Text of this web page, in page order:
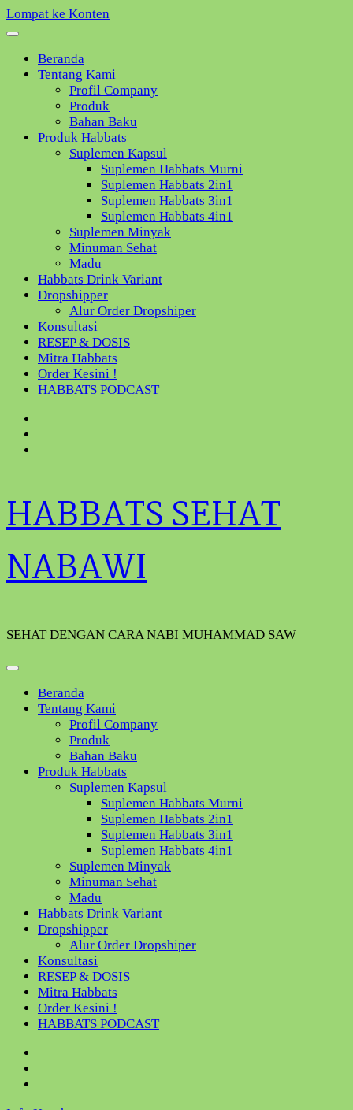
Lompat ke Konten
Beranda
Tentang Kami
Profil Company
Produk
Bahan Baku
Produk Habbats
Suplemen Kapsul
Suplemen Habbats Murni
Suplemen Habbats 2in1
Suplemen Habbats 3in1
Suplemen Habbats 4in1
Suplemen Minyak
Minuman Sehat
Madu
Habbats Drink Variant
Dropshipper
Alur Order Dropshiper
Konsultasi
RESEP & DOSIS
Mitra Habbats
Order Kesini !
HABBATS PODCAST
HABBATS SEHAT
NABAWI
SEHAT DENGAN CARA NABI MUHAMMAD SAW
Beranda
Tentang Kami
Profil Company
Produk
Bahan Baku
Produk Habbats
Suplemen Kapsul
Suplemen Habbats Murni
Suplemen Habbats 2in1
Suplemen Habbats 3in1
Suplemen Habbats 4in1
Suplemen Minyak
Minuman Sehat
Madu
Habbats Drink Variant
Dropshipper
Alur Order Dropshiper
Konsultasi
RESEP & DOSIS
Mitra Habbats
Order Kesini !
HABBATS PODCAST